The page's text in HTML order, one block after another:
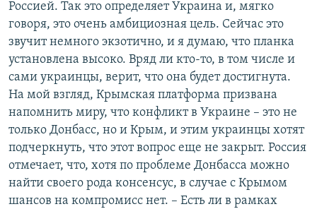
Россией. Так это определяет Украина и, мягко
говоря, это очень амбициозная цель. Сейчас это
звучит немного экзотично, и я думаю, что планка
установлена высоко. Вряд ли кто-то, в том числе и
сами украинцы, верит, что она будет достигнута.
На мой взгляд, Крымская платформа призвана
напомнить миру, что конфликт в Украине – это не
только Донбасс, но и Крым, и этим украинцы хотят
подчеркнуть, что этот вопрос еще не закрыт. Россия
отмечает, что, хотя по проблеме Донбасса можно
найти своего рода консенсус, в случае с Крымом
шансов на компромисс нет. – Есть ли в рамках